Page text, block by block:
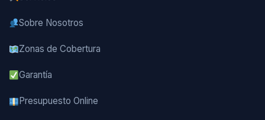
Sobre Nosotros
Zonas de Cobertura
Garantía
Presupuesto Online